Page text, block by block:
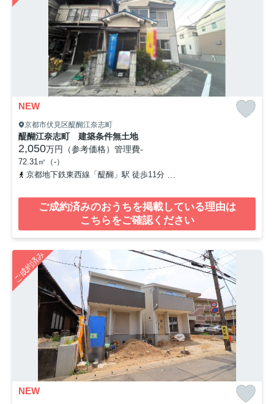
NEW
京都市伏見区醍醐江奈志町
醍醐江奈志町 建築条件無土地
2,050万円（参考価格） 管理費-
72.31㎡（-）
京都地下鉄東西線「醍醐」駅 徒歩11分
ご成約済みのおうちを掲載している理由は
こちらをご確認ください
ご成約済み
NEW